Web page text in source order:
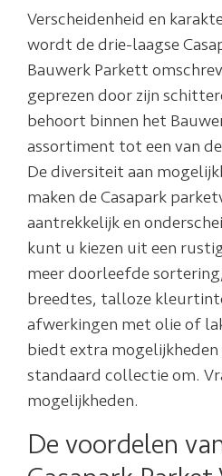
Verscheidenheid en
wordt de drie-laagse
Bauwerk Parkett
geprezen door zijn
behoort binnen het
assortiment tot een van
De diversiteit aan
maken de Casapark
aantrekkelijk en
kunt u kiezen uit een
meer doorleefde
breedtes, talloze
afwerkingen met olie of
biedt extra
standaard collectie om.
mogelijkheden.
De voordelen